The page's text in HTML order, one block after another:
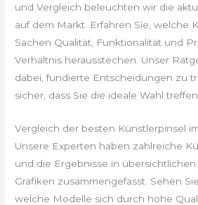
und Vergleich beleuchten wir die
auf dem Markt. Erfahren Sie, welche
Sachen Qualität, Funktionalität und
Verhältnis herausstechen. Unser
dabei, fundierte Entscheidungen zu
sicher, dass Sie die ideale Wahl treffen.
Vergleich der besten Künstlerpinsel
Unsere Experten haben zahlreiche
und die Ergebnisse in übersichtlichen
Grafiken zusammengefasst. Sehen
welche Modelle sich durch hohe